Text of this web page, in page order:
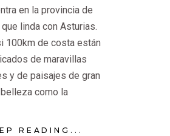
en la provincia de
linda con Asturias.
100km de costa están
de maravillas
y de paisajes de gran
belleza como la
READING...